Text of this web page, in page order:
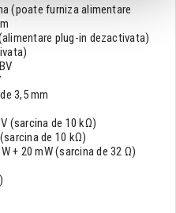
(poate furniza alimentare
plug-in dezactivata)
3,5 mm
(sarcina de 10 kΩ)
de 10 kΩ)
+ 20 mW (sarcina de 32 Ω)